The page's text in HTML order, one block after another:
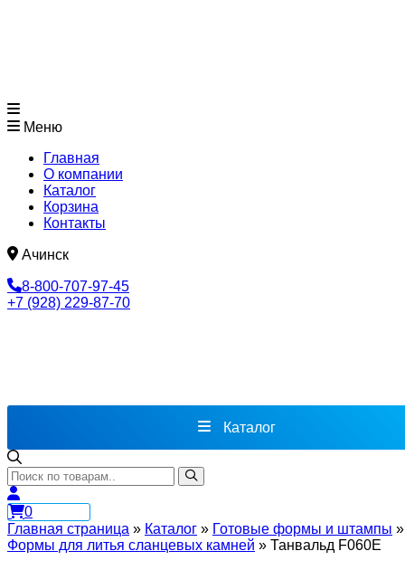
Меню
Главная
О компании
Каталог
Корзина
Контакты
Ачинск
8-800-707-97-45
+7 (928) 229-87-70
Каталог
0
Главная страница » Каталог » Готовые формы и штампы »
Формы для литья сланцевых камней » Танвальд F060E